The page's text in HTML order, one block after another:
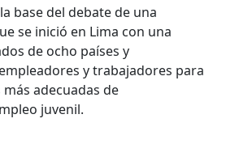
base del debate de una
se inició en Lima con una
de ocho países y
y trabajadores para
adecuadas de
juvenil.